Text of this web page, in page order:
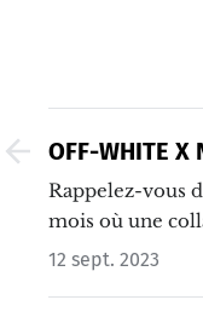
OFF-WHITE X
TEN”
Rappelez-vous
mois où une
jour : Off-White
12 sept. 2023